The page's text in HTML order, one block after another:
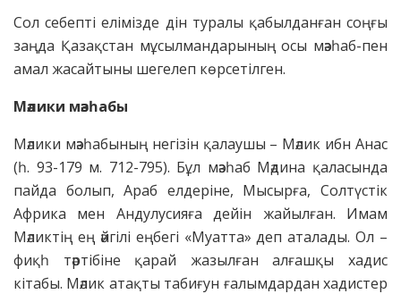
Сол себепті елімізде дін туралы қабылданған соңғы
заңда Қазақстан мұсылмандарының осы мәзһаб-пен
амал жасайтыны шегелеп көрсетілген.
Мәлики мәзһабы
Мәлики мәзһабының негізін қалаушы – Мәлик ибн Анас
(һ. 93-179 м. 712-795). Бұл мәзһаб Мәдина қаласында
пайда болып, Араб елдеріне, Мысырға, Солтүстік
Африка мен Андулусияға дейін жайылған. Имам
Мәликтің ең әйгілі еңбегі «Муатта» деп аталады. Ол –
фиқһ тәртібіне қарай жазылған алғашқы хадис
кітабы. Мәлик атақты табиғун ғалымдардан хадистер